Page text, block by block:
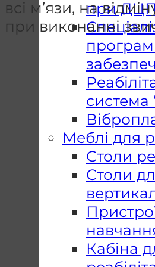
при
система
Меблі для
Столи
Столи
Кабіна
всі м’язи, на
при виконанні